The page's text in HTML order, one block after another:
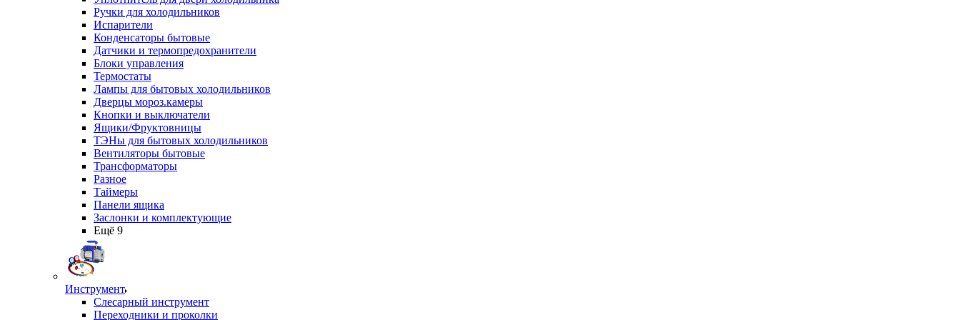
Ручки для холодильников
Испарители
Конденсаторы бытовые
Датчики и термопредохранители
Блоки управления
Термостаты
Лампы для бытовых холодильников
Дверцы мороз.камеры
Кнопки и выключатели
Ящики/Фруктовницы
ТЭНы для бытовых холодильников
Вентиляторы бытовые
Трансформаторы
Разное
Таймеры
Панели ящика
Заслонки и комплектующие
Ещё 9
Инструмент
Слесарный инструмент
Переходники и проколки